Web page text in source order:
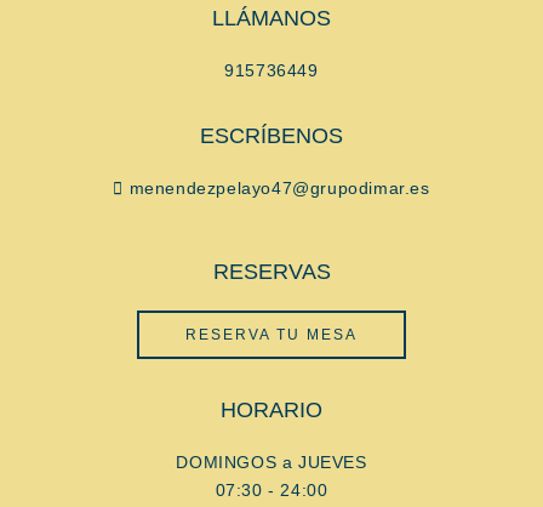
LLÁMANOS
915736449
ESCRÍBENOS
menendezpelayo47@grupodimar.es
RESERVAS
RESERVA TU MESA
HORARIO
DOMINGOS a JUEVES
07:30 - 24:00